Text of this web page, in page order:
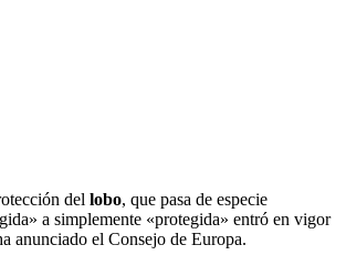
del lobo, que pasa de especie
a simplemente «protegida» entró en vigor
anunciado el Consejo de Europa.